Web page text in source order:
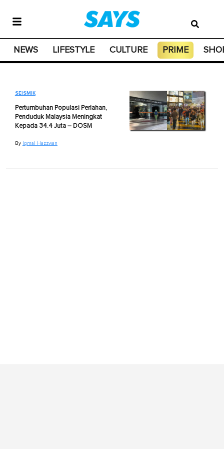
NEWS LIFESTYLE CULTURE PRIME
SEISMIK
Pertumbuhan Populasi Perlahan,
Penduduk Malaysia Meningkat
Kepada 34.4 Juta – DOSM
By Iqmal Hazzwan